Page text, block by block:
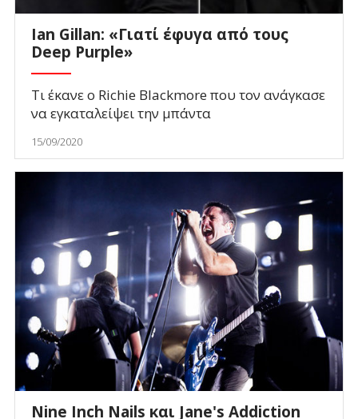
Ian Gillan: «Γιατί έφυγα από τους
Deep Purple»
Τι έκανε ο Richie Blackmore που τον ανάγκασε
να εγκαταλείψει την μπάντα
15/09/2020
Nine Inch Nails και Jane's Addiction